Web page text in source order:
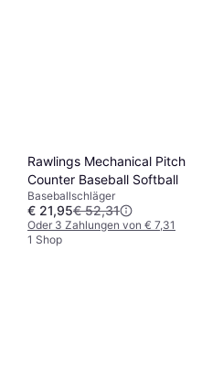
Rawlings Mechanical Pitch
Counter Baseball Softball
Baseballschläger
€ 21,95€ 52,31
Oder 3 Zahlungen von € 7,31
1 Shop